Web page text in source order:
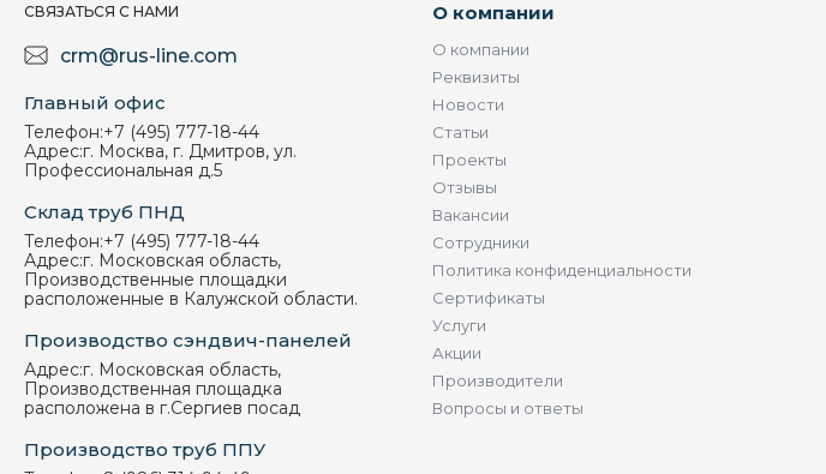
СВЯЗАТЬСЯ С НАМИ
crm@rus-line.com
Главный офис
Телефон:+7 (495) 777-18-44
Адрес:г. Москва, г. Дмитров, ул.
Профессиональная д.5
Склад труб ПНД
Телефон:+7 (495) 777-18-44
Адрес:г. Московская область,
Производственные площадки
расположенные в Калужской области.
Производство сэндвич-панелей
Адрес:г. Московская область,
Производственная площадка
расположена в г.Сергиев посад
Производство труб ППУ
О компании
О компании
Реквизиты
Новости
Статьи
Проекты
Отзывы
Вакансии
Сотрудники
Политика конфиденциальности
Сертификаты
Услуги
Акции
Производители
Вопросы и ответы